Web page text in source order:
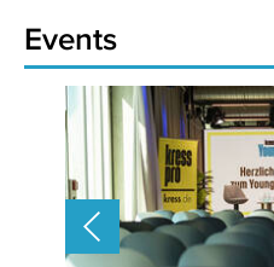
Events